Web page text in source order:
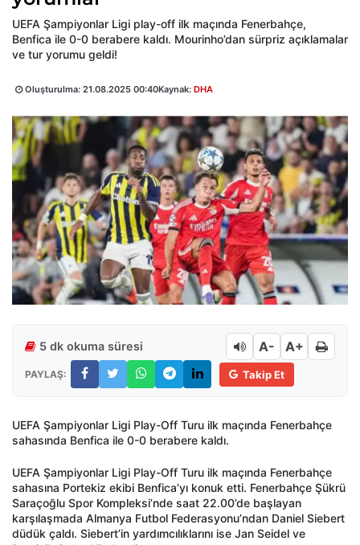
UEFA Şampiyonlar Ligi play-off ilk maçında Fenerbahçe,
Benfica ile 0-0 berabere kaldı. Mourinho’dan sürpriz açıklamalar
ve tur yorumu geldi!
Oluşturulma: 21.08.2025 00:40Kaynak: DHA
5 dk okuma süresi A- A+
PAYLAŞ: Takip Et
UEFA Şampiyonlar Ligi Play-Off Turu ilk maçında Fenerbahçe
sahasında Benfica ile 0-0 berabere kaldı.
UEFA Şampiyonlar Ligi Play-Off Turu ilk maçında Fenerbahçe
sahasına Portekiz ekibi Benfica’yı konuk etti. Fenerbahçe Şükrü
Saraçoğlu Spor Kompleksi’nde saat 22.00’de başlayan
karşılaşmada Almanya Futbol Federasyonu’ndan Daniel Siebert
düdük çaldı. Siebert’in yardımcılıklarını ise Jan Seidel ve